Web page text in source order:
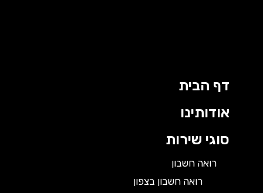
דף הבית
אודותינו
סוגי שירות
רואה חשבון
רואה חשבון בצפון